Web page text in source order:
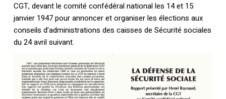
CGT, devant le comité confédéral national les 14 et 15
janvier 1947 pour annoncer et organiser les élections aux
conseils d’administrations des caisses de Sécurité sociales
du 24 avril suivant.